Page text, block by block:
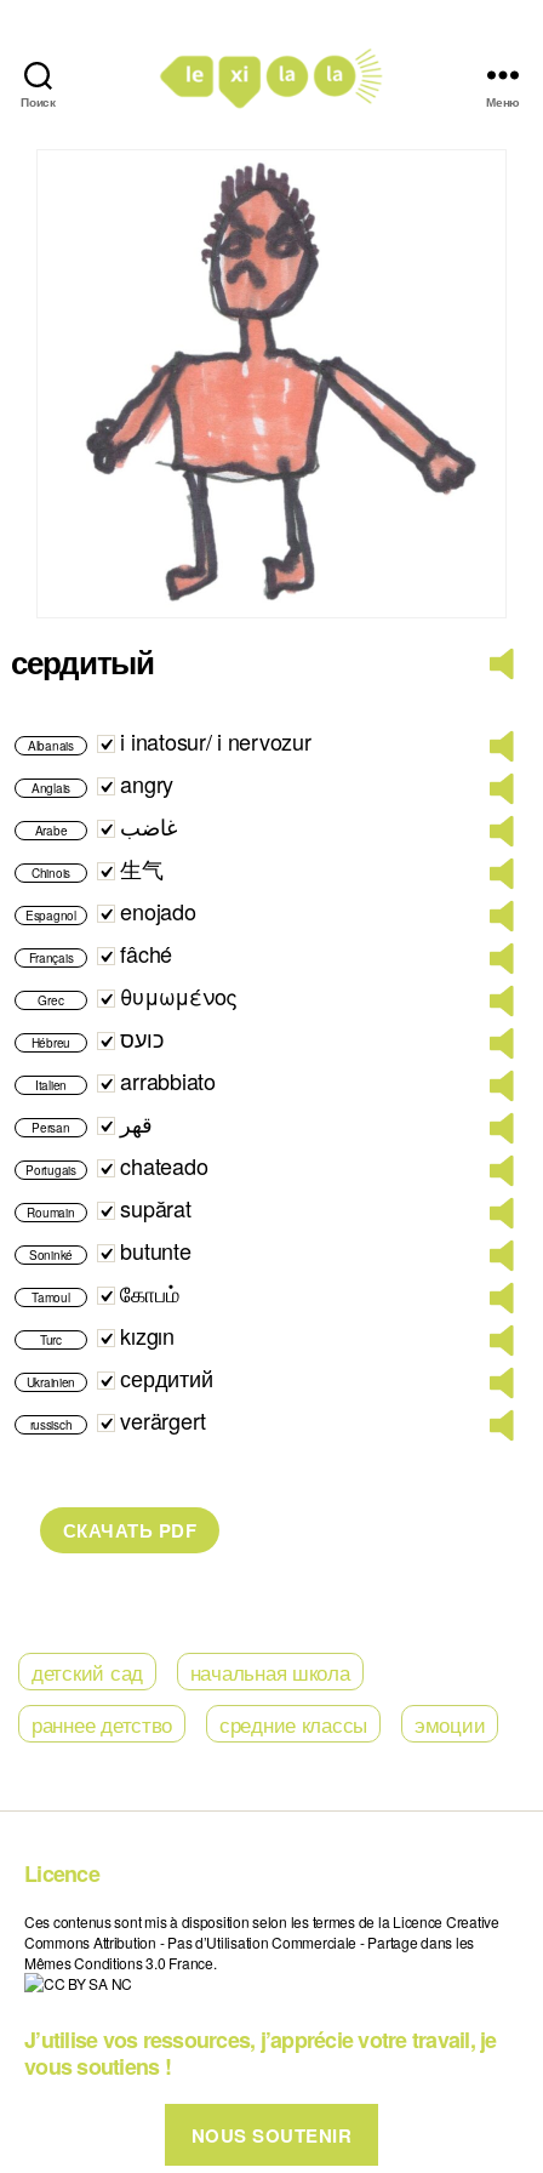
Поиск Меню
сердитый
Albanais i inatosur/ i nervozur
Anglais angry
Arabe غاضب
Chinois 生气
Espagnol enojado
Français fâché
Grec θυμωμένος
Hébreu כועס
Italien arrabbiato
Persan قهر
Portugais chateado
Roumain supărat
Soninké butunte
Tamoul கோபம்
Turc kızgın
Ukrainien сердитий
russisch verärgert
детский сад
начальная школа
раннее детство
средние классы эмоции
Licence
Ces contenus sont mis à disposition selon les termes de la Licence Creative
Commons Attribution - Pas d’Utilisation Commerciale - Partage dans les
Mêmes Conditions 3.0 France.
J’utilise vos ressources, j’apprécie votre travail, je
vous soutiens !
NOUS SOUTENIR